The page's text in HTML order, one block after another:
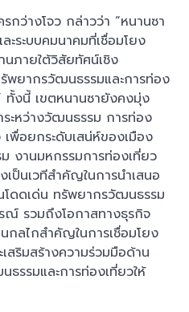
กว่างโจว กล่าวว่า “หนานซา
ะระบบคมนาคมที่เชื่อมโยง
นภายใต้วิสัยทัศน์เชิง
พยากรวัฒนธรรมและการท่อง
ทั้งนี้ เขตหนานซายังคงมุ่ง
ะหว่างวัฒนธรรม การท่อง
พื่อยกระดับเสน่ห์ของเมือง
งานมหกรรมการท่องเที่ยว
เป็นเวทีสำคัญในการนำเสนอ
ดดเด่น ทรัพยากรวัฒนธรรม
ณ์ รวมถึงโอกาสทางธุรกิจ
กลไกสำคัญในการเชื่อมโยง
สริมสร้างความร่วมมือด้าน
รรมและการท่องเที่ยวให้